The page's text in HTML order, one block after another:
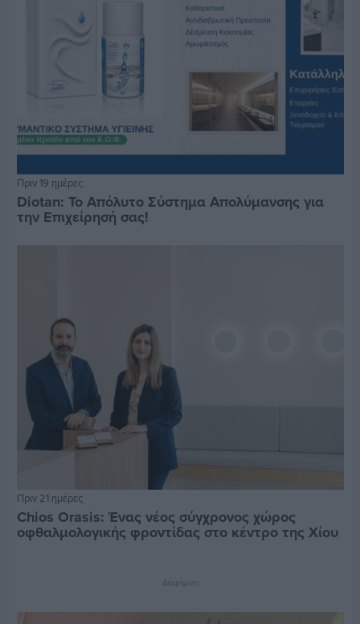
Πριν 19 ημέρες
Diotan: Το Απόλυτο Σύστημα Απολύμανσης για
την Επιχείρησή σας!
Πριν 21 ημέρες
Chios Orasis: Ένας νέος σύγχρονος χώρος
οφθαλμολογικής φροντίδας στο κέντρο της Χίου
Διαφήμιση